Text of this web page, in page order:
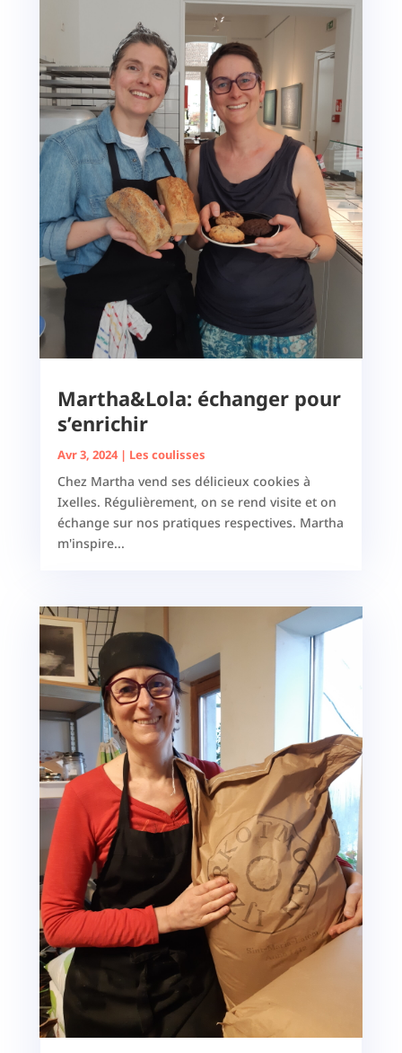
Martha&Lola: échanger pour
s’enrichir
Avr 3, 2024| Les coulisses
Chez Martha vend ses délicieux cookies à
Ixelles. Régulièrement, on se rend visite et on
échange sur nos pratiques respectives. Martha
m'inspire...